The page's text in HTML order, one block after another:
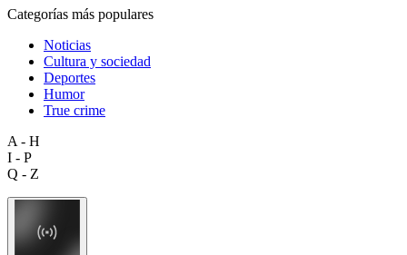
Categorías más populares
Noticias
Cultura y sociedad
Deportes
Humor
True crime
A - H
I - P
Q - Z